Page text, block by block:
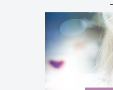
mes
favoris